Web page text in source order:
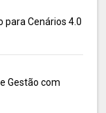
para Cenários 4.0
Gestão com